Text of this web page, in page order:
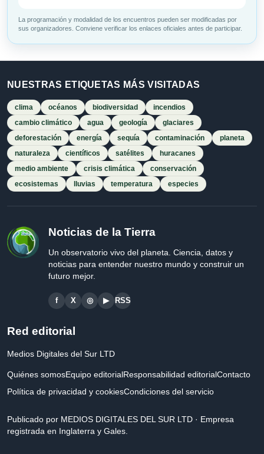
La programación y modalidad de los encuentros pueden ser modificadas por
sus organizadores. Conviene verificar los enlaces oficiales antes de participar.
NUESTRAS ETIQUETAS MÁS VISITADAS
clima océanos biodiversidad
incendios
cambio climático
agua geología
glaciares
deforestación
energía sequía contaminación
planeta
naturaleza
científicos satélites
huracanes
medio ambiente
crisis climática
conservación
ecosistemas
lluvias temperatura especies
Noticias de la Tierra
Un observatorio vivo del planeta. Ciencia, datos y
noticias para entender nuestro mundo y construir un
futuro mejor.
f X ◎ ▶ RSS
Red editorial
Medios Digitales del Sur LTD
Quiénes somosEquipo editorialResponsabilidad editorialContacto
Política de privacidad y cookiesCondiciones del servicio
Publicado por MEDIOS DIGITALES DEL SUR LTD · Empresa
registrada en Inglaterra y Gales.